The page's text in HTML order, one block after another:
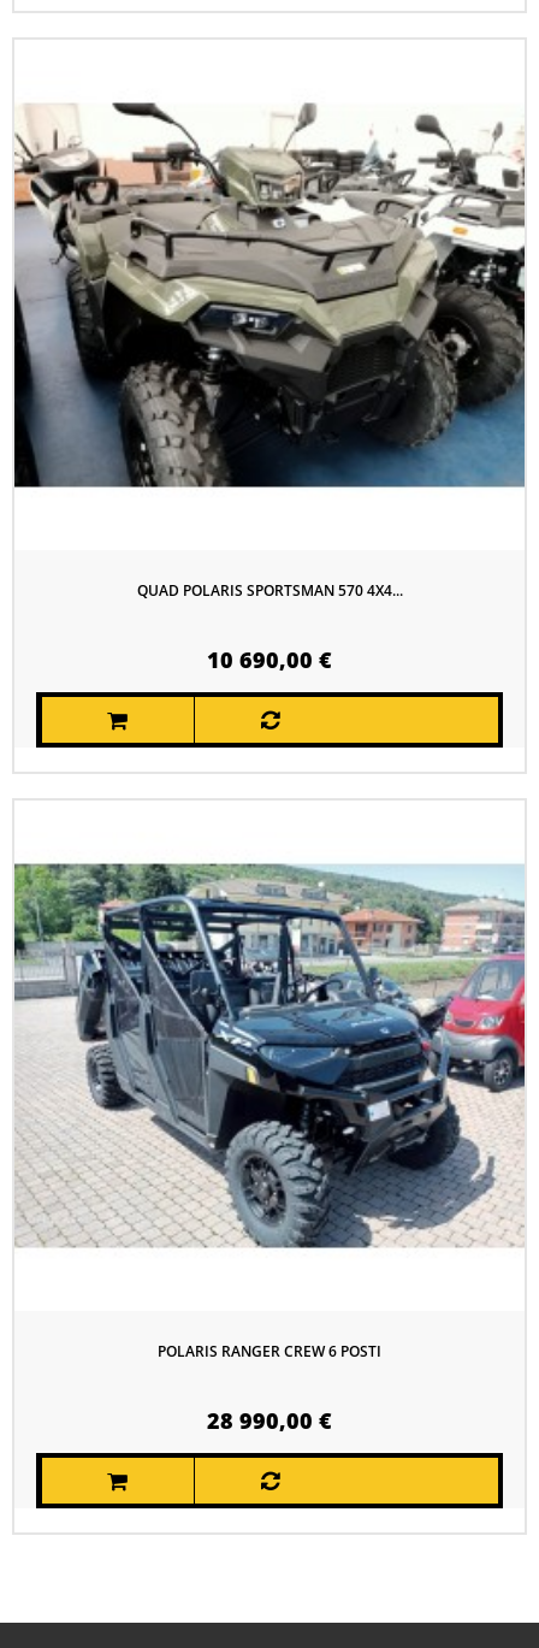
QUAD POLARIS SPORTSMAN 570 4X4...
10 690,00 €
POLARIS RANGER CREW 6 POSTI
28 990,00 €